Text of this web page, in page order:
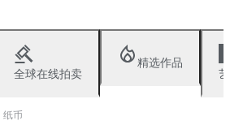
全球在线拍卖
精选作品
纸币